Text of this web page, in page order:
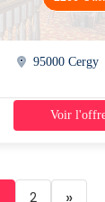
95000 Cergy
42h/semaine
Voir
2 »